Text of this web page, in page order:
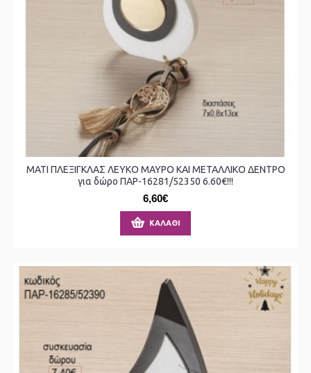
ΜΑΤΙ ΠΛΕΞΙΓΚΛΑΣ ΛΕΥΚΟ ΜΑΥΡΟ ΚΑΙ ΜΕΤΑΛΛΙΚΟ ΔΕΝΤΡΟ
για δώρο ΠΑΡ-16281/52350 6.60€!!!
6,60€
ΚΑΛΆΘΙ